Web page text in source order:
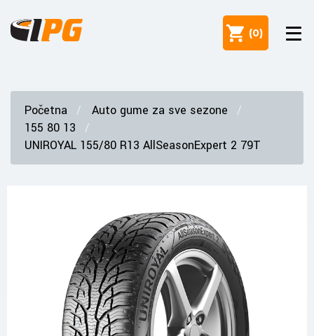
(0)
Početna
Auto gume za sve sezone
155 80 13
UNIROYAL 155/80 R13 AllSeasonExpert 2 79T